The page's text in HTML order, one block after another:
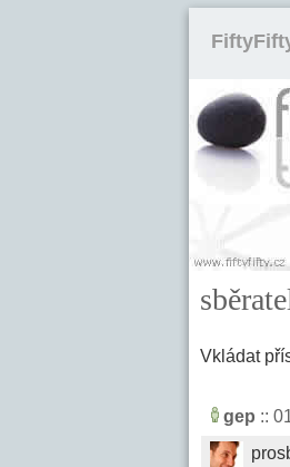
Vkládat
gep ::